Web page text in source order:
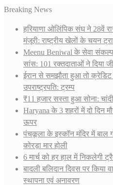
Breaking News
हरियाणा ओलिंपिक संघ ने 28वें
मंजूरी: राष्ट्रीय खेलों के चयन
Meenu Beniwal के सेवा संकल्प
सांस: 101 रक्तदाताओं ने दिया
ईरान से समझौता हुआ तो क्रेडिट
उपराष्ट्रपति: ट्रम्प
₹11 हजार सस्ता हुआ सोना:
Haryana के 3 शहरों में दो दिन
ऊपर
पंचकूला के इस्कॉन मंदिर में बाल
कोरड़ा मार होली
6 मार्च को हर हाल में निकलेगी
बादली बलिदान दिवस पर किया
स्थापना एवं अनावरण